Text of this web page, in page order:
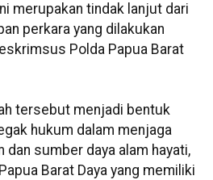
merupakan tindak lanjut dari
perkara yang dilakukan
Polda Papua Barat
tersebut menjadi bentuk
hukum dalam menjaga
sumber daya alam hayati,
Barat Daya yang memiliki